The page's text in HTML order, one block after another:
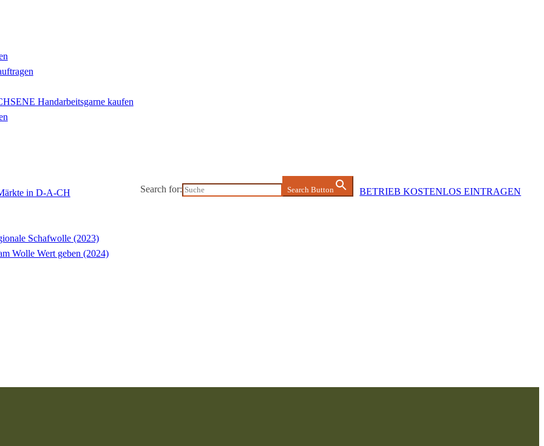
Handarbeitsgarne kaufen
in D-A-CH
Schafwolle (2023)
Wolle Wert geben (2024)
Search for: Search Button BETRIEB KOSTENLOS EINTRAGEN